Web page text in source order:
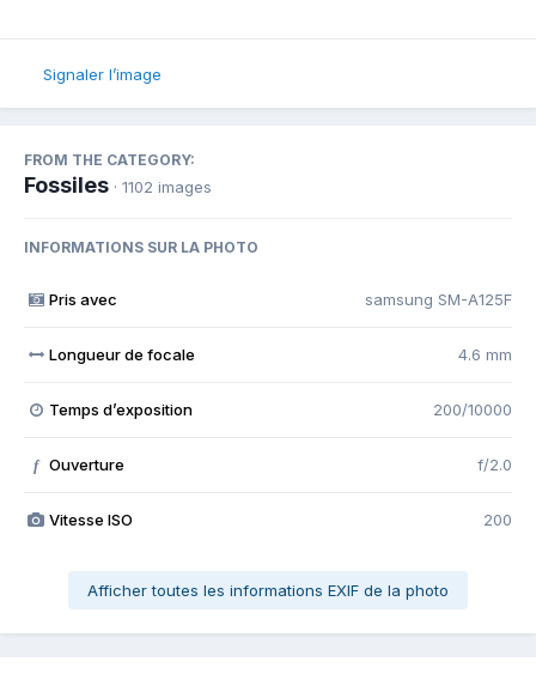
Signaler l’image
FROM THE CATEGORY:
Fossiles · 1102 images
INFORMATIONS SUR LA PHOTO
Pris avec samsung SM-A125F
Longueur de focale 4.6 mm
Temps d’exposition 200/10000
f Ouverture f/2.0
Vitesse ISO 200
Afficher toutes les informations EXIF de la photo